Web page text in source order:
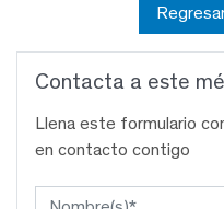
Contacta a este
Llena este formulario
en contacto contigo